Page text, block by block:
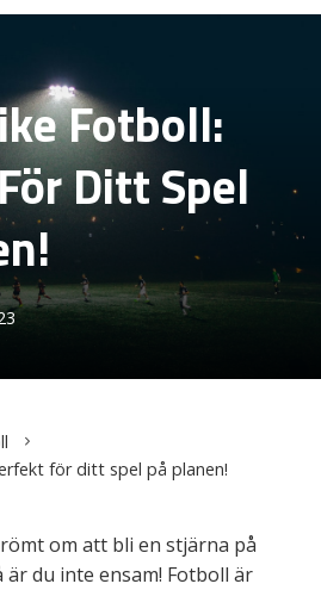
Fotboll:
Ditt Spel
för ditt spel på planen!
om att bli en stjärna på
du inte ensam! Fotboll är